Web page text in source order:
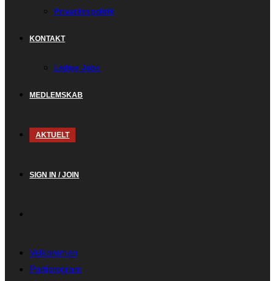
Privatlivspolitik
KONTAKT
Ledige Jobs
MEDLEMSKAB
AKTUELT
SIGN IN / JOIN
Velkommen
Partiprogram